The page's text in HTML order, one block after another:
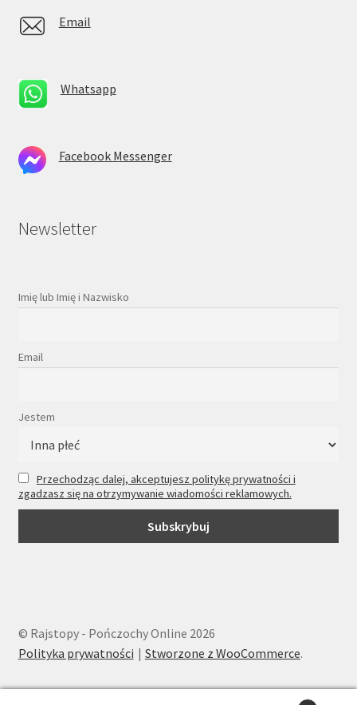
Email
Whatsapp
Facebook Messenger
Newsletter
Imię lub Imię i Nazwisko
Email
Jestem
Przechodząc dalej, akceptujesz politykę prywatności i
zgadzasz się na otrzymywanie wiadomości reklamowych.
© Rajstopy - Pończochy Online 2026
Polityka prywatności
Stworzone z WooCommerce.